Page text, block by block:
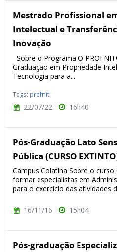
Mestrado Profissional
Intelectual e
Inovação
Sobre o Programa O
Graduação em Propriedade
Tecnologia para a...
Tags: profnit
22/07/22 16h40
Pós-Graduação Lato
Pública (CURSO
Campus Colatina Sobre o
formar especialistas em
para o exercício das atividades
16/11/16 15h04
Pós-graduação